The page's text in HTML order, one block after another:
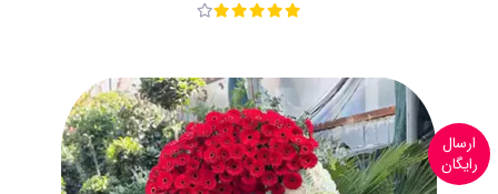
ارسال
رایگان